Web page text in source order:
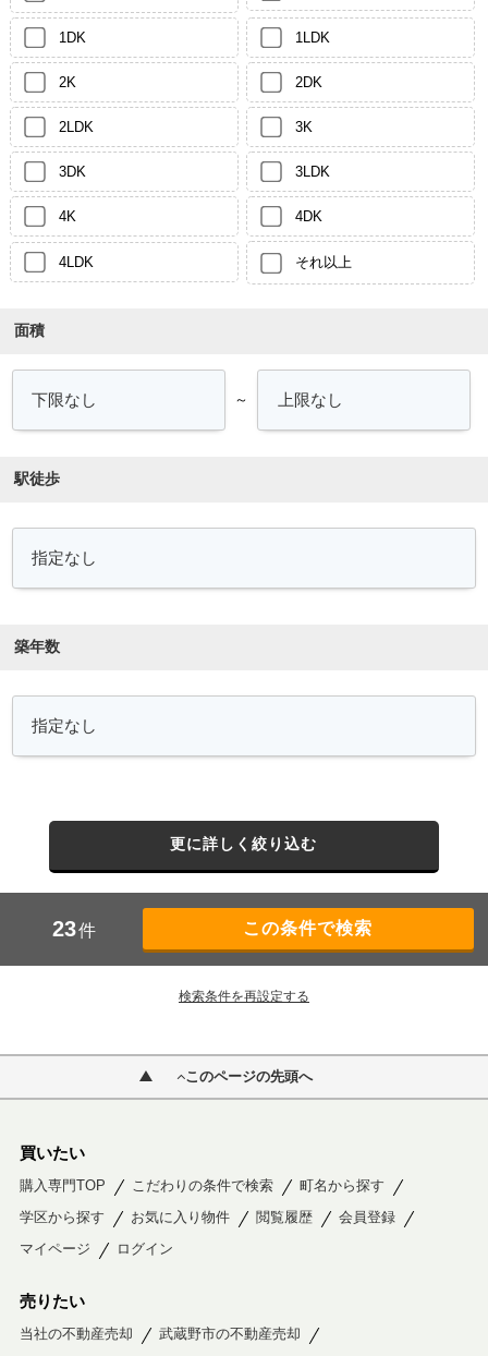
1DK 1LDK
2K 2DK
2LDK 3K
3DK 3LDK
4K 4DK
4LDK それ以上
面積
～
駅徒歩
築年数
更に詳しく絞り込む
23件
検索条件を再設定する
このページの先頭へ
買いたい
購入専門TOP こだわりの条件で検索
町名から探す
学区から探す
お気に入り物件 閲覧履歴
会員登録
マイページ
ログイン
売りたい
当社の不動産売却
武蔵野市の不動産売却